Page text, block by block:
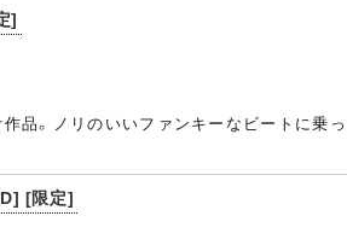
]
品。ノリのいいファンキーなビートに乗
[限定]